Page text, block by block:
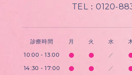
TEL：0120-
診療時間 月 火 水
10:00 - 13:00 ／
14:30 - 17:00 ／